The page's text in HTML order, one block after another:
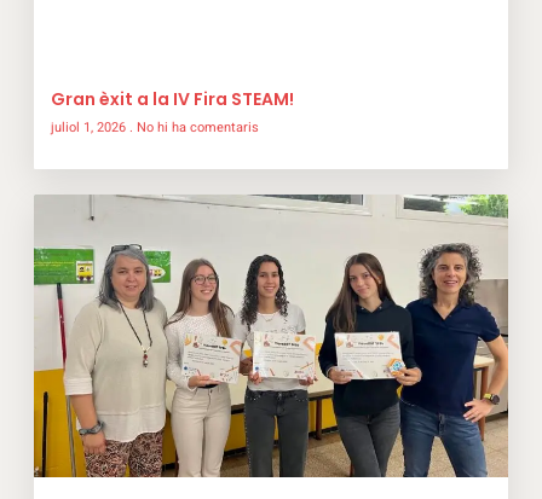
Gran èxit a la IV Fira STEAM!
juliol 1, 2026 No hi ha comentaris